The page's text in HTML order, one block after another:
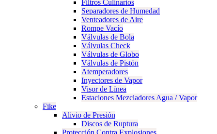
Filtros Culinarios
Separadores de Humedad
Venteadores de Aire
Rompe Vacío
Válvulas de Bola
Válvulas Check
Válvulas de Globo
Válvulas de Pistón
Atemperadores
Inyectores de Vapor
Visor de Línea
Estaciones Mezcladores Agua / Vapor
Fike
Alivio de Presión
Discos de Ruptura
Protección Contra Explosiones